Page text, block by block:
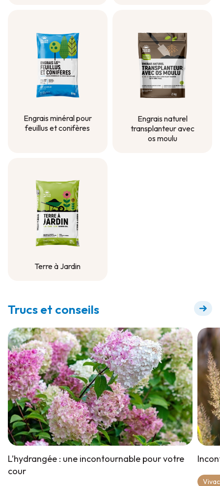
Engrais minéral pour
feuillus et conifères
Engrais naturel
transplanteur avec
os moulu
Terre à Jardin
Trucs et conseils
L’hydrangée : une incontournable pour votre
cour